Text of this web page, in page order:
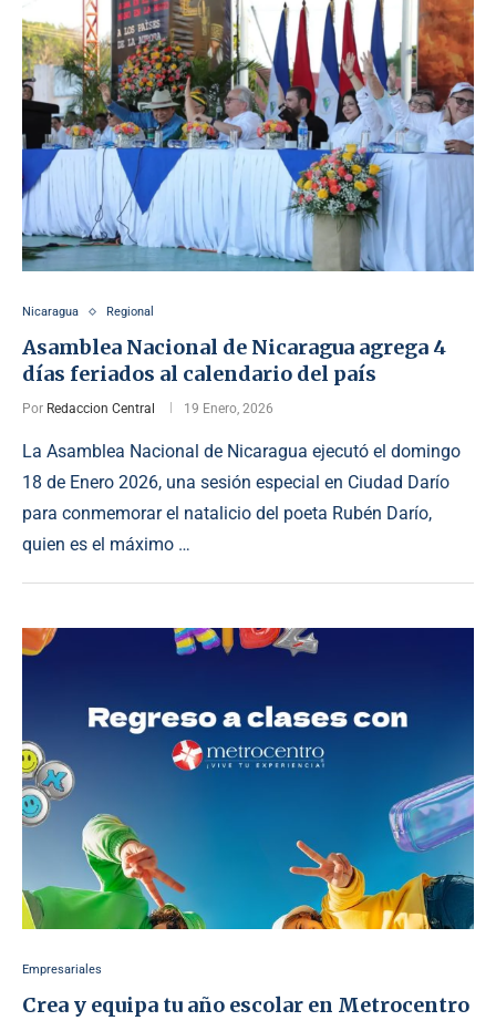
Nicaragua Regional
Asamblea Nacional de Nicaragua agrega 4
días feriados al calendario del país
Por Redaccion Central 19 Enero, 2026
La Asamblea Nacional de Nicaragua ejecutó el domingo
18 de Enero 2026, una sesión especial en Ciudad Darío
para conmemorar el natalicio del poeta Rubén Darío,
quien es el máximo …
Empresariales
Crea y equipa tu año escolar en Metrocentro